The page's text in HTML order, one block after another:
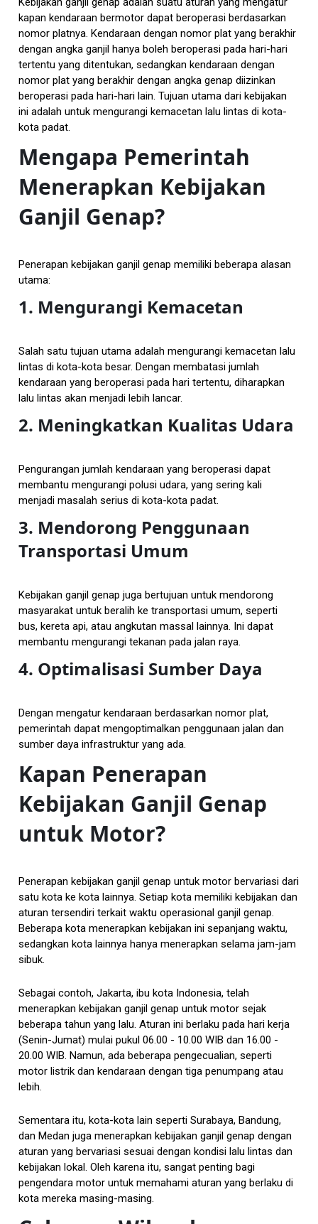
kapan kendaraan bermotor dapat beroperasi berdasarkan
nomor platnya. Kendaraan dengan nomor plat yang berakhir
dengan angka ganjil hanya boleh beroperasi pada hari-hari
tertentu yang ditentukan, sedangkan kendaraan dengan
nomor plat yang berakhir dengan angka genap diizinkan
beroperasi pada hari-hari lain. Tujuan utama dari kebijakan
ini adalah untuk mengurangi kemacetan lalu lintas di kota-
kota padat.
Mengapa Pemerintah
Menerapkan Kebijakan
Ganjil Genap?
Penerapan kebijakan ganjil genap memiliki beberapa alasan
utama:
1. Mengurangi Kemacetan
Salah satu tujuan utama adalah mengurangi kemacetan lalu
lintas di kota-kota besar. Dengan membatasi jumlah
kendaraan yang beroperasi pada hari tertentu, diharapkan
lalu lintas akan menjadi lebih lancar.
2. Meningkatkan Kualitas Udara
Pengurangan jumlah kendaraan yang beroperasi dapat
membantu mengurangi polusi udara, yang sering kali
menjadi masalah serius di kota-kota padat.
3. Mendorong Penggunaan
Transportasi Umum
Kebijakan ganjil genap juga bertujuan untuk mendorong
masyarakat untuk beralih ke transportasi umum, seperti
bus, kereta api, atau angkutan massal lainnya. Ini dapat
membantu mengurangi tekanan pada jalan raya.
4. Optimalisasi Sumber Daya
Dengan mengatur kendaraan berdasarkan nomor plat,
pemerintah dapat mengoptimalkan penggunaan jalan dan
sumber daya infrastruktur yang ada.
Kapan Penerapan
Kebijakan Ganjil Genap
untuk Motor?
Penerapan kebijakan ganjil genap untuk motor bervariasi dari
satu kota ke kota lainnya. Setiap kota memiliki kebijakan dan
aturan tersendiri terkait waktu operasional ganjil genap.
Beberapa kota menerapkan kebijakan ini sepanjang waktu,
sedangkan kota lainnya hanya menerapkan selama jam-jam
sibuk.
Sebagai contoh, Jakarta, ibu kota Indonesia, telah
menerapkan kebijakan ganjil genap untuk motor sejak
beberapa tahun yang lalu. Aturan ini berlaku pada hari kerja
(Senin-Jumat) mulai pukul 06.00 - 10.00 WIB dan 16.00 -
20.00 WIB. Namun, ada beberapa pengecualian, seperti
motor listrik dan kendaraan dengan tiga penumpang atau
lebih.
Sementara itu, kota-kota lain seperti Surabaya, Bandung,
dan Medan juga menerapkan kebijakan ganjil genap dengan
aturan yang bervariasi sesuai dengan kondisi lalu lintas dan
kebijakan lokal. Oleh karena itu, sangat penting bagi
pengendara motor untuk memahami aturan yang berlaku di
kota mereka masing-masing.